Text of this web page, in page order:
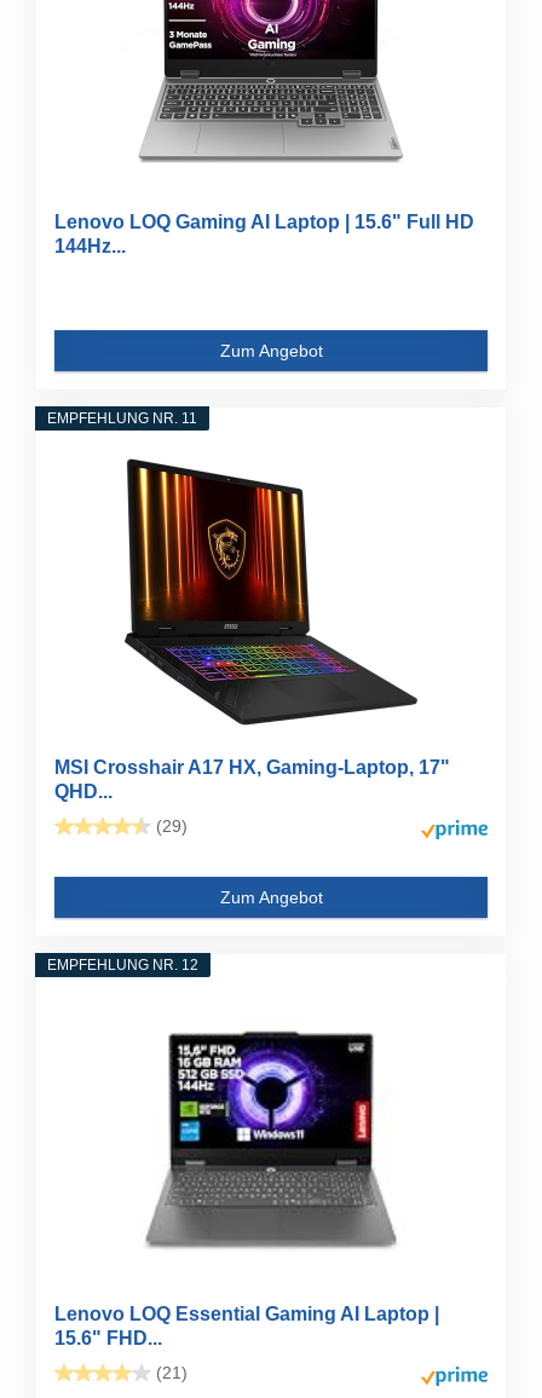
Lenovo LOQ Gaming AI Laptop | 15.6" Full HD
144Hz...
Zum Angebot
EMPFEHLUNG NR. 11
MSI Crosshair A17 HX, Gaming-Laptop, 17"
QHD...
(29)
Zum Angebot
EMPFEHLUNG NR. 12
Lenovo LOQ Essential Gaming AI Laptop |
15.6" FHD...
(21)